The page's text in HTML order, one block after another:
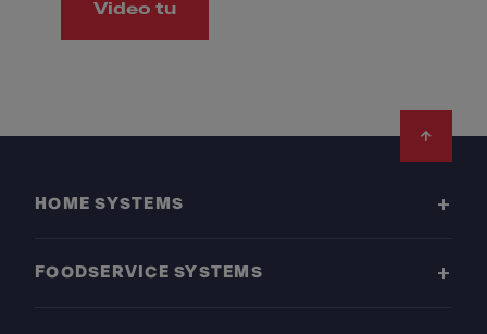
Video tu
HOME SYSTEMS
FOODSERVICE SYSTEMS